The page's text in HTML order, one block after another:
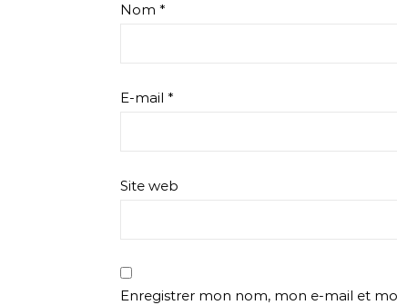
Nom *
E-mail *
Site web
Enregistrer mon nom, mon e-mail et